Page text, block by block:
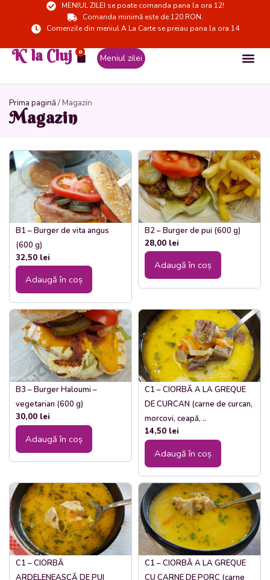
MENIUL ZILEI se poate comanda pana la ora 12!
Comanda minimă este de 120 RON.
Comenzile din meniul A La Carte se preiau pana la ora 14
K' la Cluj 0
Cart Meniul zilei
Prima pagină/ Magazin
Magazin
B1 – Burger de vita angus
(600 g)
32,50 lei
Adaugă în coș
B2 – Burger de pui (600 g)
28,00 lei
Adaugă în coș
B3 – Burger Haloumi –
vegetarian (600 g)
30,00 lei
Adaugă în coș
C1 – CIORBĂ A LA GREQUE
DE CURCAN (carne de curcan,
morcovi, ceapă, ..
14,50 lei
Adaugă în coș
C1 – CIORBĂ
ARDELENEASCĂ DE PUI
C1 – CIORBĂ A LA GREQUE
CU CARNE DE PORC (carne